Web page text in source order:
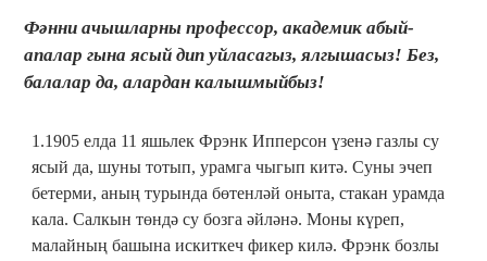
Фәнни ачышларны профессор, академик абый-
апалар гына ясый дип уйласагыз, ялгышасыз! Без,
балалар да, алардан калышмыйбыз!
1.1905 елда 11 яшьлек Фрэнк Ипперсон үзенә газлы су
ясый да, шуны тотып, урамга чыгып китә. Суны эчеп
бетерми, аның турында бөтенләй оныта, стакан урамда
кала. Салкын төндә су бозга әйләнә. Моны күреп,
малайның башына искиткеч фикер килә. Фрэнк бозлы